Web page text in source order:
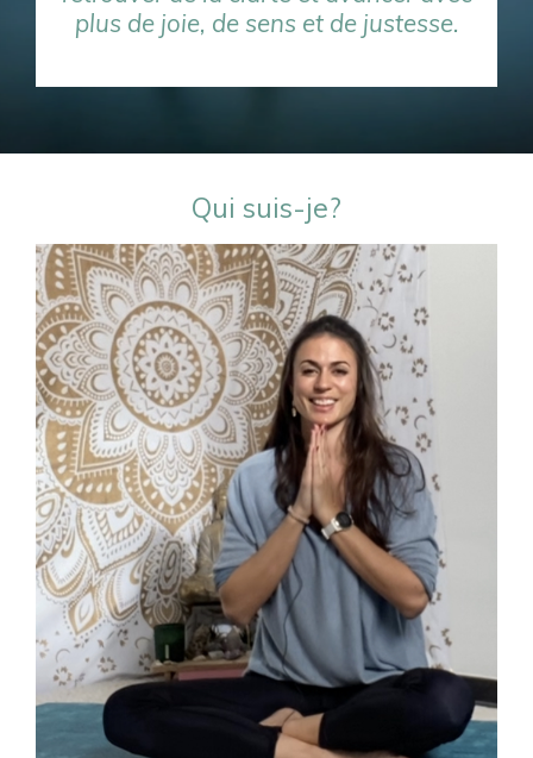
plus de joie, de sens et de justesse.
Qui suis-je?